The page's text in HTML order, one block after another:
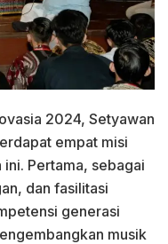
2024, Setyawan
empat misi
Pertama, sebagai
dan fasilitasi
generasi
musik